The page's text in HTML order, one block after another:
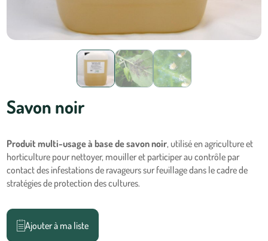
Savon noir
Produit multi-usage à base de savon noir, utilisé en agriculture et
horticulture pour nettoyer, mouiller et participer au contrôle par
contact des infestations de ravageurs sur feuillage dans le cadre de
stratégies de protection des cultures.
Ajouter à ma liste